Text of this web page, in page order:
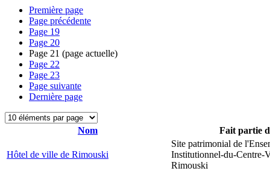
Première page
Page précédente
Page 19
Page 20
Page 21 (page actuelle)
Page 22
Page 23
Page suivante
Dernière page
Nom Fait partie
Hôtel de ville de Rimouski
Site patrimonial de
Institutionnel-du-Centre-
Rimouski